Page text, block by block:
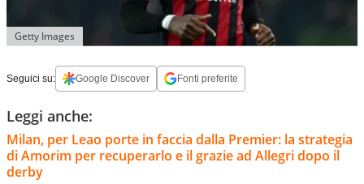
Getty Images
Seguici su: Google Discover Fonti preferite
Leggi anche:
Milan, per Leao porte in faccia dalla Premier: la strategia
di Amorim per recuperarlo e il grazie ad Allegri dopo il
derby